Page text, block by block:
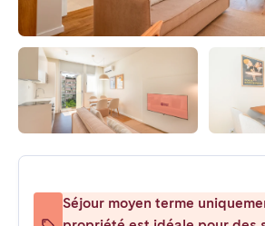
Séjour moyen terme